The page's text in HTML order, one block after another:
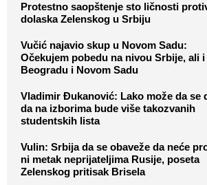
Protestno saopštenje sto ličnosti
dolaska Zelenskog u Srbiju
Vučić najavio skup u Novom Sadu:
Očekujem pobedu na nivou Srbije, ali i
Beogradu i Novom Sadu
Vladimir Đukanović: Lako može da se
da na izborima bude više takozvanih
studentskih lista
Vulin: Srbija da se obaveže da neće
ni metak neprijateljima Rusije, poseta
Zelenskog pritisak Brisela